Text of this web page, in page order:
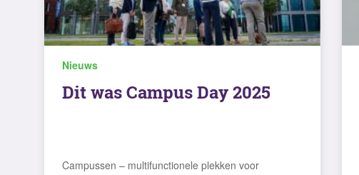
Nieuws
Dit was Campus Day 2025
Campussen – multifunctionele plekken voor